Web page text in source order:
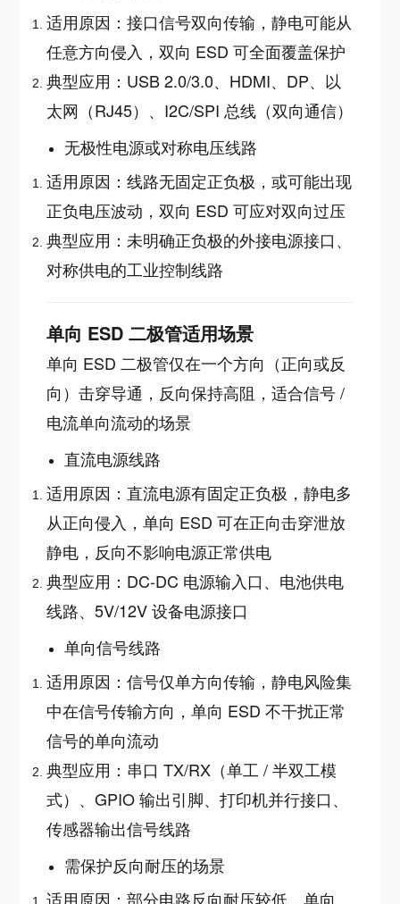
适用原因：接口信号双向传输，静电可能从
任意方向侵入，双向 ESD 可全面覆盖保护
典型应用：USB 2.0/3.0、HDMI、DP、以
太网（RJ45）、I2C/SPI 总线（双向通信）
无极性电源或对称电压线路
适用原因：线路无固定正负极，或可能出现
正负电压波动，双向 ESD 可应对双向过压
典型应用：未明确正负极的外接电源接口、
对称供电的工业控制线路
单向 ESD 二极管适用场景
单向 ESD 二极管仅在一个方向（正向或反
向）击穿导通，反向保持高阻，适合信号 /
电流单向流动的场景
直流电源线路
适用原因：直流电源有固定正负极，静电多
从正向侵入，单向 ESD 可在正向击穿泄放
静电，反向不影响电源正常供电
典型应用：DC-DC 电源输入口、电池供电
线路、5V/12V 设备电源接口
单向信号线路
适用原因：信号仅单方向传输，静电风险集
中在信号传输方向，单向 ESD 不干扰正常
信号的单向流动
典型应用：串口 TX/RX（单工 / 半双工模
式）、GPIO 输出引脚、打印机并行接口、
传感器输出信号线路
需保护反向耐压的场景
适用原因：部分电路反向耐压较低，单向